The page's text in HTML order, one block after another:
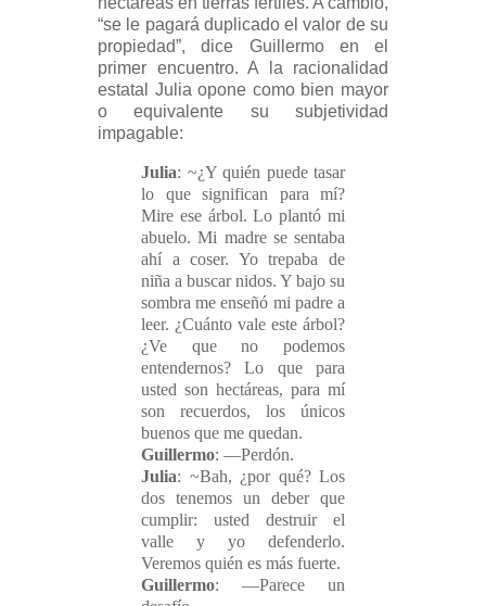
“se le pagará duplicado el valor de su
propiedad”, dice Guillermo en el
primer encuentro. A la racionalidad
estatal Julia opone como bien mayor
o equivalente su subjetividad
impagable:
Julia: ~¿Y quién puede tasar
lo que significan para mí?
Mire ese árbol. Lo plantó mi
abuelo. Mi madre se sentaba
ahí a coser. Yo trepaba de
niña a buscar nidos. Y bajo su
sombra me enseñó mi padre a
leer. ¿Cuánto vale este árbol?
¿Ve que no podemos
entendernos? Lo que para
usted son hectáreas, para mí
son recuerdos, los únicos
buenos que me quedan.
Guillermo: —Perdón.
Julia: ~Bah, ¿por qué? Los
dos tenemos un deber que
cumplir: usted destruir el
valle y yo defenderlo.
Veremos quién es más fuerte.
Guillermo: —Parece un